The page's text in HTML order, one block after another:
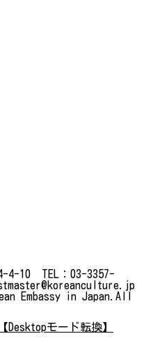
4-10 TEL：03-3357-
Embassy in Japan.All
【Desktopモード転換】